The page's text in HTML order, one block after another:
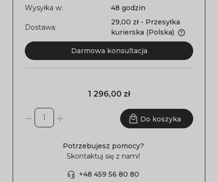
Wysyłka w:
48 godzin
Dostawa:
29,00 zł - Przesyłka
kurierska (Polska)
Darmowa konsultacja
1 296,00 zł
Do koszyka
Potrzebujesz pomocy?
Skontaktuj się z nami!
+48 459 56 80 80